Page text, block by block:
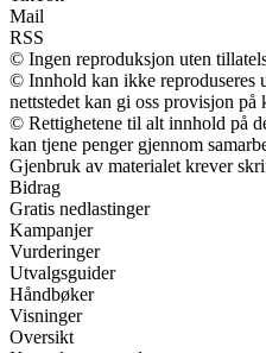
Mail
RSS
© Ingen reproduksjon uten
© Innhold kan ikke reproduseres
nettstedet kan gi oss provisjon på
© Rettighetene til alt innhold på
kan tjene penger gjennom
Gjenbruk av materialet krever
Bidrag
Gratis nedlastinger
Kampanjer
Vurderinger
Utvalgsguider
Håndbøker
Visninger
Oversikt